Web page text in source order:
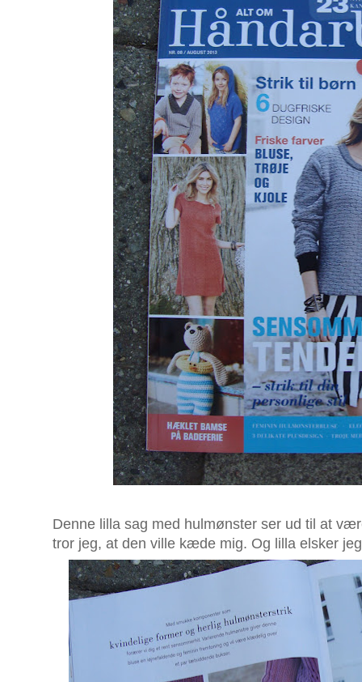
Denne lilla sag med hulmønster ser ud til at
tror jeg, at den ville kæde mig. Og lilla elsker